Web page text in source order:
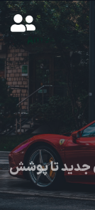
جدید تا پوشش